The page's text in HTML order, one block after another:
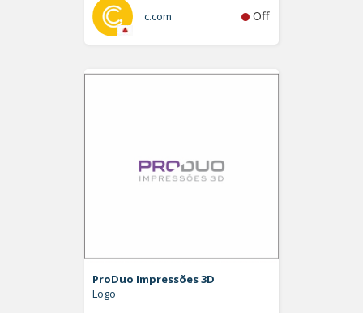
c.com Off
ProDuo Impressões 3D
Logo